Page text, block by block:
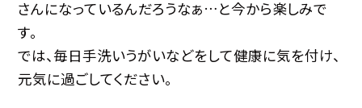
さんになっているんだろうなぁ…と今から楽しみで
す。
では、毎日手洗いうがいなどをして健康に気を付け、
元気に過ごしてください。